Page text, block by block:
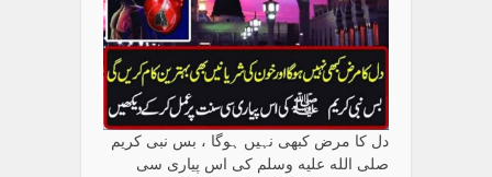
دل کا مرض کبھی نہیں ہوگا ، بس نبی کریم
صلی الله علیه وسلم کی اس پیاری سی